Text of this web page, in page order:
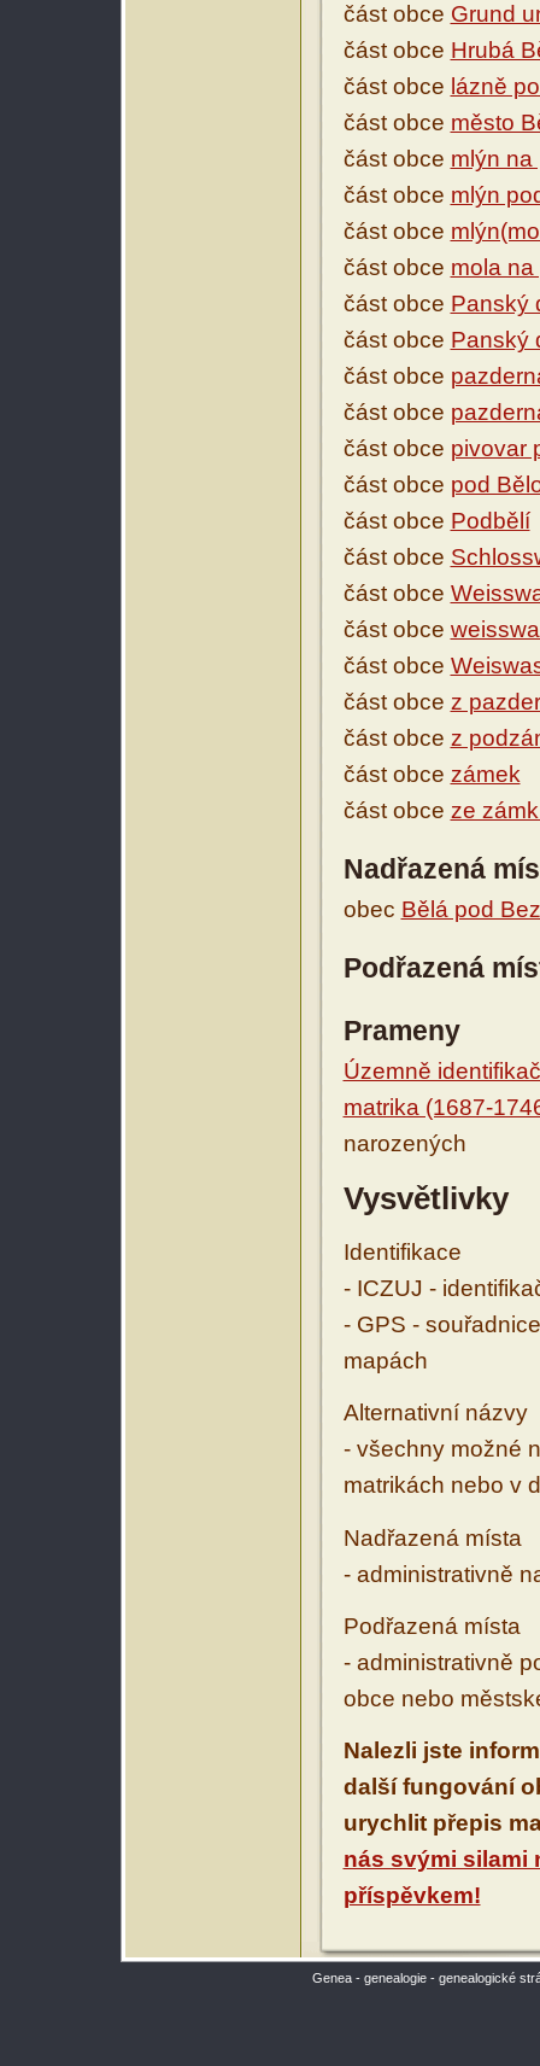
část obce Grund
část obce Hrubá
část obce lázně
část obce město
část obce mlýn na
část obce mlýn
část obce
část obce mola na
část obce Panský
část obce Panský
část obce
část obce
část obce pivovar
část obce pod
část obce Podbělí
část obce
část obce
část obce
část obce
část obce z
část obce z
část obce zámek
část obce ze
Nadřazená
obec Bělá pod
Podřazená
Prameny
Územně
matrika (1687-
narozených
Vysvětlivky
Identifikace
- ICZUJ -
- GPS -
mapách
Alternativní názvy
- všechny možné
matrikách nebo v
Nadřazená místa
- administrativně
Podřazená místa
- administrativně
obce nebo
Nalezli jste
další fungování
urychlit přepis
nás svými silami
příspěvkem!
Genea - genealogie - genealogické